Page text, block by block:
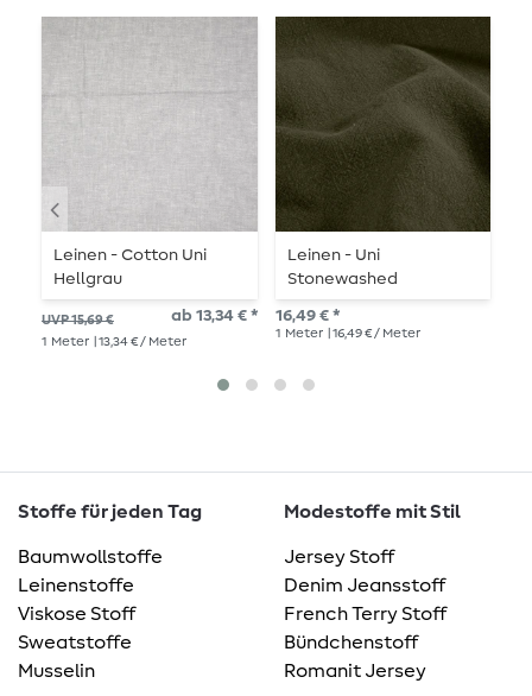
Leinen - Cotton Uni
Hellgrau
UVP 15,69 € ab 13,34 € *
1 Meter | 13,34 € / Meter
Leinen - Uni
Stonewashed
Dunkelgrün
16,49 € *
1 Meter | 16,49 € / Meter
Stoffe für jeden Tag
Baumwollstoffe
Leinenstoffe
Viskose Stoff
Sweatstoffe
Musselin
Modestoffe mit Stil
Jersey Stoff
Denim Jeansstoff
French Terry Stoff
Bündchenstoff
Romanit Jersey